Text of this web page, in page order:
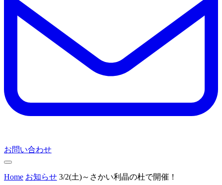
お問い合わせ
Home お知らせ 3/2(土)～さかい利晶の杜で開催！